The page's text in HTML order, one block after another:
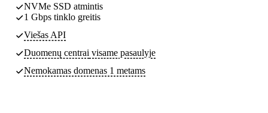
NVMe SSD atmintis
1 Gbps tinklo greitis
Viešas API
Duomenų centrai visame pasaulyje
Nemokamas domenas 1 metams